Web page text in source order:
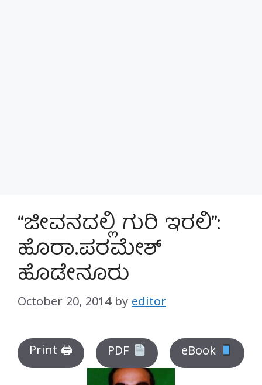
“ಜೀವನದಲ್ಲಿ ಗುರಿ ಇರಲಿ”:
ಹೊರಾ.ಪರಮೇಶ್
ಹೊಡೇನೂರು
October 20, 2014 by editor
Print 🖨 PDF eBook